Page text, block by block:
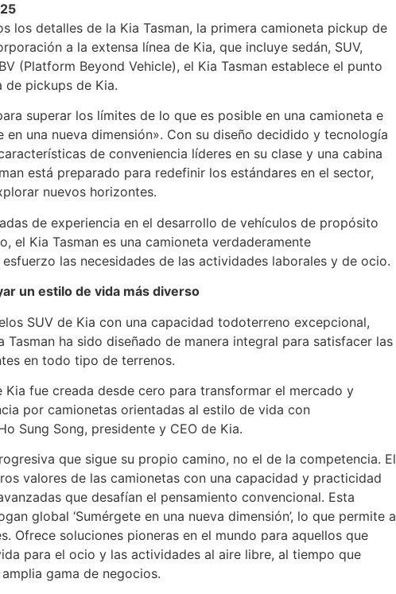
los detalles de la Kia Tasman, la primera camioneta pickup de
a la extensa línea de Kia, que incluye sedán, SUV,
(Platform Beyond Vehicle), el Kia Tasman establece el punto
de pickups de Kia.
superar los límites de lo que es posible en una camioneta e
en una nueva dimensión». Con su diseño decidido y tecnología
de conveniencia líderes en su clase y una cabina
está preparado para redefinir los estándares en el sector,
nuevos horizontes.
de experiencia en el desarrollo de vehículos de propósito
el Kia Tasman es una camioneta verdaderamente
las necesidades de las actividades laborales y de ocio.
un estilo de vida más diverso
SUV de Kia con una capacidad todoterreno excepcional,
ha sido diseñado de manera integral para satisfacer las
en todo tipo de terrenos.
fue creada desde cero para transformar el mercado y
por camionetas orientadas al estilo de vida con
Sung Song, presidente y CEO de Kia.
que sigue su propio camino, no el de la competencia. El
valores de las camionetas con una capacidad y practicidad
que desafían el pensamiento convencional. Esta
global ‘Sumérgete en una nueva dimensión’, lo que permite a
Ofrece soluciones pioneras en el mundo para aquellos que
para el ocio y las actividades al aire libre, al tiempo que
gama de negocios.